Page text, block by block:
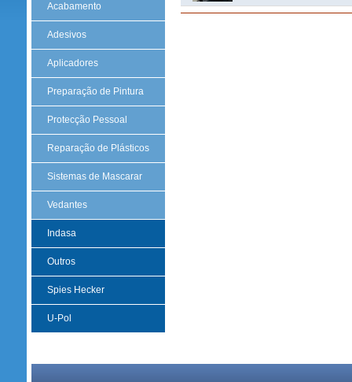
Acabamento
Adesivos
Aplicadores
Preparação de Pintura
Protecção Pessoal
Reparação de Plásticos
Sistemas de Mascarar
Vedantes
Indasa
Outros
Spies Hecker
U-Pol